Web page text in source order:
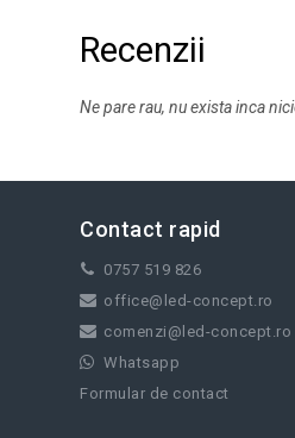
Recenzii
Ne pare rau, nu exista inca
Contact rapid
0757 519 826
office@led-concept.ro
comenzi@led-concept.ro
Whatsapp
Formular de contact